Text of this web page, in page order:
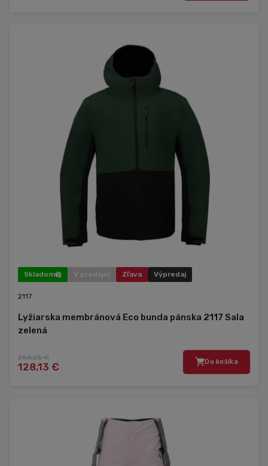
Skladom V predajni Zľava Výpredaj
2117
Lyžiarska membránová Eco bunda pánska 2117 Sala
zelená
256,25 €
128,13 € Do košíka